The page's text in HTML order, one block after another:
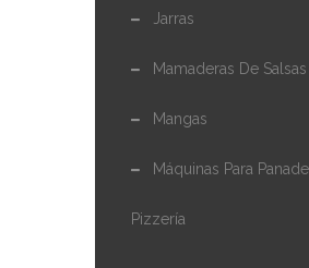
Jarras
Mamaderas De Salsas
Mangas
Máquinas Para
Pizzería